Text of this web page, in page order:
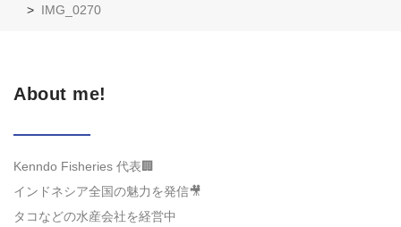
> IMG_0270
About me!
Kenndo Fisheries 代表🏢
インドネシア全国の魅力を発信🎥
タコなどの水産会社を経営中